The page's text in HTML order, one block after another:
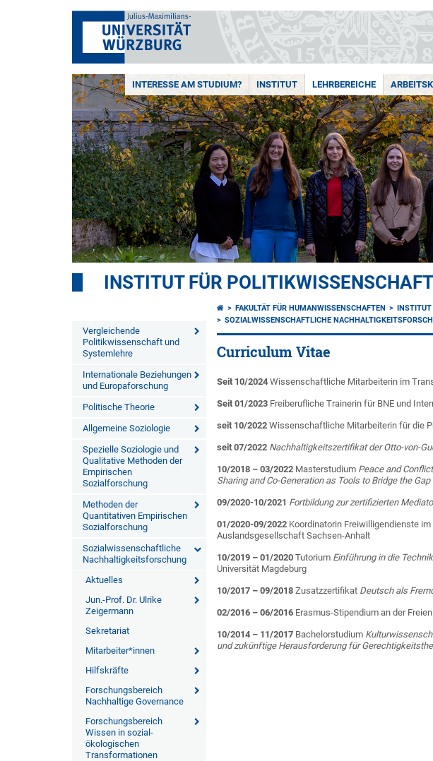
INTERESSE AM STUDIUM? INSTITUT LEHRBEREICHE
INSTITUT FÜR
Vergleichende
Politikwissenschaft und
Systemlehre
Internationale Beziehungen
und Europaforschung
Politische Theorie
Allgemeine Soziologie
Spezielle Soziologie und
Qualitative Methoden der
Empirischen
Sozialforschung
Methoden der
Quantitativen Empirischen
Sozialforschung
Sozialwissenschaftliche
Nachhaltigkeitsforschung
Aktuelles
Jun.-Prof. Dr. Ulrike
Zeigermann
Sekretariat
Mitarbeiter*innen
Hilfskräfte
Forschungsbereich
Nachhaltige Governance
Forschungsbereich
Wissen in sozial-
ökologischen
Transformationen
FAKULTÄT FÜR HUMANWISSENSCHAFTEN INSTITUT
SOZIALWISSENSCHAFTLICHE
Curriculum Vitae
Seit 10/2024 Wissenschaftliche Mitarbeiterin im
Seit 01/2023 Freiberufliche Trainerin für BNE und
seit 10/2022 Wissenschaftliche Mitarbeiterin für die
seit 07/2022 Nachhaltigkeitszertifikat der Otto-von-
10/2018 – 03/2022 Masterstudium Peace and
Sharing and Co-Generation as Tools to Bridge the
09/2020-10/2021 Fortbildung zur zertifizierten
01/2020-09/2022 Koordinatorin Freiwilligendienste
Auslandsgesellschaft Sachsen-Anhalt
10/2019 – 01/2020 Tutorium Einführung in die
Universität Magdeburg
10/2017 – 09/2018 Zusatzzertifikat Deutsch als
02/2016 – 06/2016 Erasmus-Stipendium an der
10/2014 – 11/2017 Bachelorstudium
und zukünftige Herausforderung für